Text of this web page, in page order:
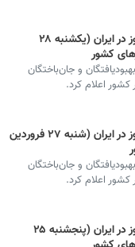
آمار کرونا امروز در ایران (یکشنبه ۲۸
و جان‌باختگان
کشور اعلام کرد.
آمار کرونا امروز در ایران (شنبه ۲۷ فروردین
و جان‌باختگان
کشور اعلام کرد.
آمار کرونا امروز در ایران (پنجشنبه ۲۵